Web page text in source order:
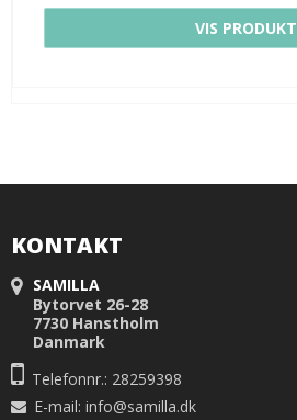
VIS PRODUKT
KONTAKT
SAMILLA
Bytorvet 26-28
7730 Hanstholm
Danmark
Telefonnr.: 28259398
E-mail: info@samilla.dk